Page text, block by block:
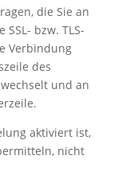
die Sie an
bzw. TLS-
Verbindung
des
und an
aktiviert ist,
nicht